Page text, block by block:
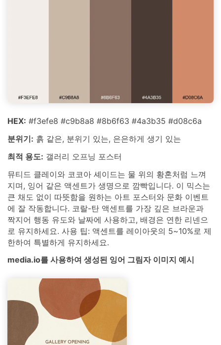
HEX: #f3efe8 #c9b8a8 #8b6f63 #4a3b35 #d08c6a
분위기: 흙 같은, 분위기 있는, 은은하게 생기 있는
최적 용도: 갤러리 오프닝 포스터
뮤티드 클레이와 코코아 셰이드는 물 위의 황혼처럼 느껴
지며, 잉어 같은 액센트가 생명으로 깜빡입니다. 이 믹스는
큰 채도 없이 따뜻함을 원하는 아트 포스터와 문화 이벤트
에 잘 작동합니다. 코랄-탄 액센트를 가장 깊은 브라운과
짝지어 행동 유도와 날짜에 사용하고, 배경은 연한 리넨으
로 유지하세요. 사용 팁: 액센트를 레이아웃의 5~10%로 제
한하여 특별하게 유지하세요.
media.io를 사용하여 생성된 잉어 그림자 이미지 예시